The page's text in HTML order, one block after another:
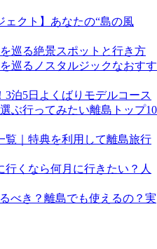
ェクト】あなたの“島の風
巡る絶景スポットと行き方
巡るノスタルジックなおすす
泊5日よくばりモデルコース
ぶ行ってみたい離島トップ10
覧｜特典を利用して離島旅行
くなら何月に行きたい？人
べき？離島でも使えるの？実